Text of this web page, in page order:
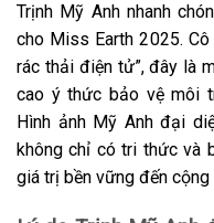
Trịnh Mỹ Anh nhanh
cho Miss Earth 2025.
rác thải điện tử”, đây là
cao ý thức bảo vệ môi
Hình ảnh Mỹ Anh đại
không chỉ có tri thức và
giá trị bền vững đến cộng